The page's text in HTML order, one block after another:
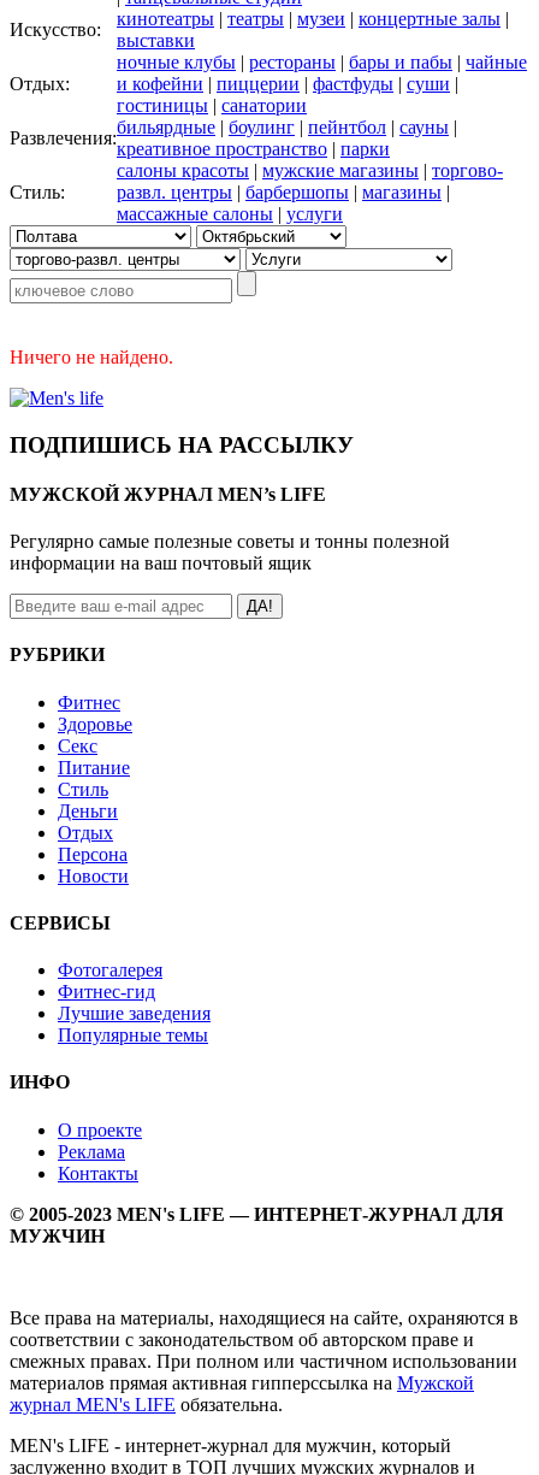
Искусство:
кинотеатры | театры | музеи | концертные залы |
выставки
Отдых:
ночные клубы | рестораны | бары и пабы | чайные
и кофейни | пиццерии | фастфуды | суши |
гостиницы | санатории
Развлечения:
бильярдные | боулинг | пейнтбол | сауны |
креативное пространство | парки
Стиль:
салоны красоты | мужские магазины | торгово-
развл. центры | барбершопы | магазины |
массажные салоны | услуги
Ничего не найдено.
ПОДПИШИСЬ НА РАССЫЛКУ
МУЖСКОЙ ЖУРНАЛ MEN’s LIFE
Регулярно самые полезные советы и тонны полезной
информации на ваш почтовый ящик
ДА!
РУБРИКИ
Фитнес
Здоровье
Секс
Питание
Стиль
Деньги
Отдых
Персона
Новости
СЕРВИСЫ
Фотогалерея
Фитнес-гид
Лучшие заведения
Популярные темы
ИНФО
О проекте
Реклама
Контакты
© 2005-2023 MEN's LIFE — ИНТЕРНЕТ-ЖУРНАЛ ДЛЯ
МУЖЧИН
Все права на материалы, находящиеся на сайте, охраняются в
соответствии с законодательством об авторском праве и
смежных правах. При полном или частичном использовании
материалов прямая активная гипперссылка на Мужской
журнал MEN's LIFE обязательна.
MEN's LIFE - интернет-журнал для мужчин, который
заслуженно входит в ТОП лучших мужских журналов и